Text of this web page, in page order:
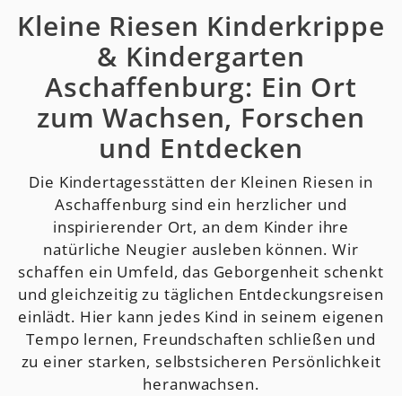
Kleine Riesen Kinderkrippe
& Kindergarten
Aschaffenburg: Ein Ort
zum Wachsen, Forschen
und Entdecken
Die Kindertagesstätten der Kleinen Riesen in
Aschaffenburg sind ein herzlicher und
inspirierender Ort, an dem Kinder ihre
natürliche Neugier ausleben können. Wir
schaffen ein Umfeld, das Geborgenheit schenkt
und gleichzeitig zu täglichen Entdeckungsreisen
einlädt. Hier kann jedes Kind in seinem eigenen
Tempo lernen, Freundschaften schließen und
zu einer starken, selbstsicheren Persönlichkeit
heranwachsen.